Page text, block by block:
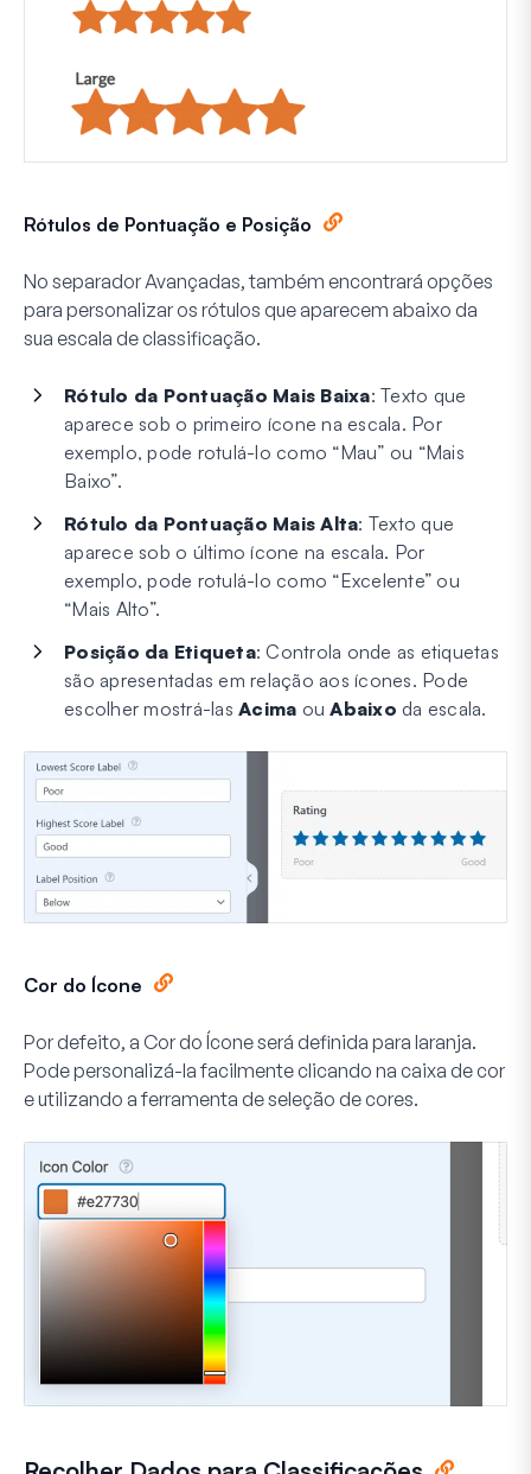
Rótulos de Pontuação e Posição
No separadorAvançadas, também encontrará opções
para personalizar os rótulos que aparecem abaixo da
sua escala de classificação.
Rótulo da Pontuação Mais Baixa: Texto que
aparece sob o primeiro ícone na escala. Por
exemplo, pode rotulá-lo como “Mau” ou “Mais
Baixo”.
Rótulo da Pontuação Mais Alta: Texto que
aparece sob o último ícone na escala. Por
exemplo, pode rotulá-lo como “Excelente” ou
“Mais Alto”.
Posição da Etiqueta: Controla onde as etiquetas
são apresentadas em relação aos ícones. Pode
escolher mostrá-las Acima ouAbaixo da escala.
Cor do Ícone
Por defeito, a Cor do Íconeserá definida para laranja.
Pode personalizá-la facilmente clicando na caixa de cor
e utilizando a ferramenta de seleção de cores.